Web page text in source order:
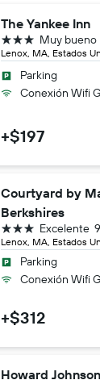
The Yankee Inn
Lenox, MA, Estados
Muy bueno
3 estrellas
Parking
Conexión Wifi
+$197
Courtyard by
Berkshires
Lenox, MA, Estados
Excelente
3 estrellas
Parking
Conexión Wifi
+$312
Howard